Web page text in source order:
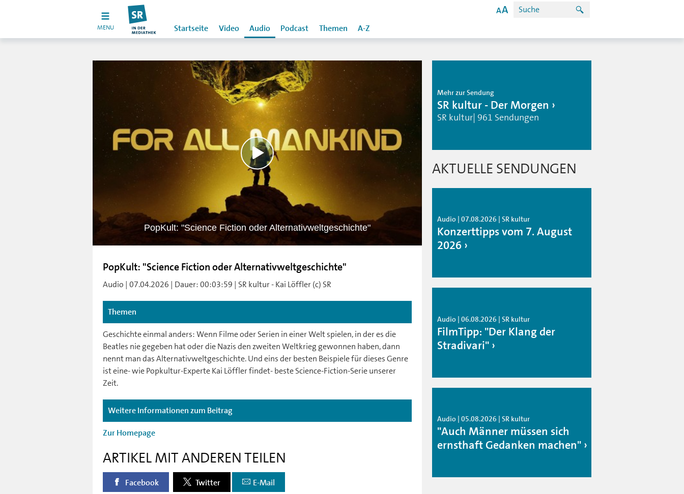
MENU Startseite Video Audio Podcast Themen A-Z
PopKult: "Science Fiction oder Alternativweltgeschichte"
PopKult: "Science Fiction oder Alternativweltgeschichte"
Audio | 07.04.2026 | Dauer: 00:03:59 | SR kultur - Kai Löffler (c) SR
Themen
Geschichte einmal anders: Wenn Filme oder Serien in einer Welt spielen, in der es die
Beatles nie gegeben hat oder die Nazis den zweiten Weltkrieg gewonnen haben, dann
nennt man das Alternativweltgeschichte. Und eins der besten Beispiele für dieses Genre
ist eine- wie Popkultur-Experte Kai Löffler findet- beste Science-Fiction-Serie unserer
Zeit.
Weitere Informationen zum Beitrag
Zur Homepage
ARTIKEL MIT ANDEREN TEILEN
Facebook Twitter E-Mail
Mehr zur Sendung
SR kultur - Der Morgen
SR kultur| 961 Sendungen
AKTUELLE SENDUNGEN
Audio | 07.08.2026 | SR kultur
Konzerttipps vom 7. August
2026
Audio | 06.08.2026 | SR kultur
FilmTipp: "Der Klang der
Stradivari"
Audio | 05.08.2026 | SR kultur
"Auch Männer müssen sich
ernsthaft Gedanken machen"